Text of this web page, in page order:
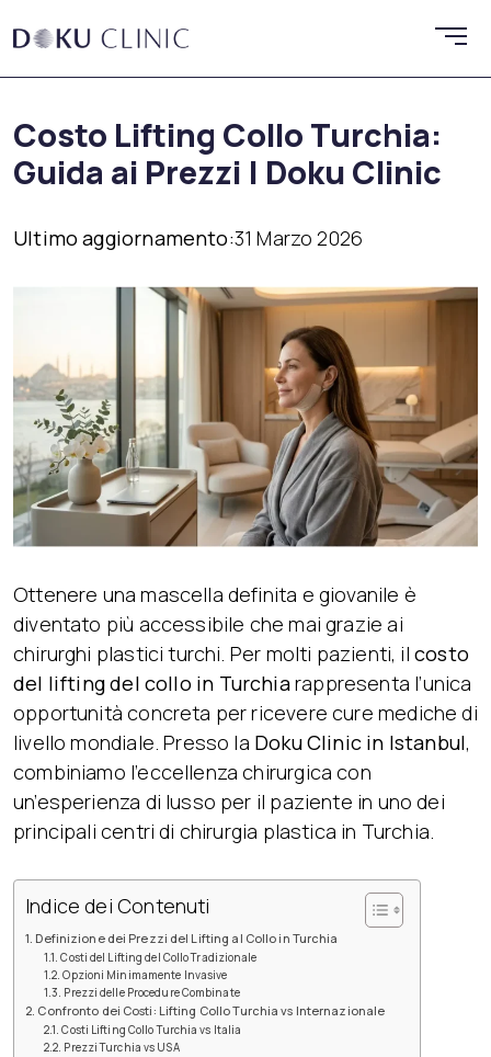
Costo Lifting Collo Turchia:
Guida ai Prezzi | Doku Clinic
Ultimo aggiornamento:31 Marzo 2026
Ottenere una mascella definita e giovanile è
diventato più accessibile che mai grazie ai
chirurghi plastici turchi. Per molti pazienti, il costo
del liftingdel collo in Turchiarappresenta l’unica
opportunità concreta per ricevere cure mediche di
livello mondiale. Presso la Doku Clinic in Istanbul,
combiniamo l’eccellenza chirurgica con
un’esperienza di lusso per il paziente in uno dei
principali centri di chirurgia plastica in Turchia.
Indice dei Contenuti
Definizione dei Prezzi del Lifting al Collo in Turchia
Costi del Lifting del Collo Tradizionale
Opzioni Minimamente Invasive
Prezzi delle Procedure Combinate
Confronto dei Costi: Lifting Collo Turchia vs Internazionale
Costi Lifting Collo Turchia vs Italia
Prezzi Turchia vs USA